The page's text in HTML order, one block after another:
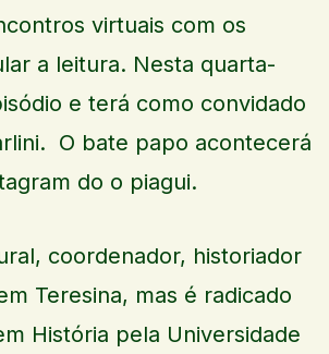
virtuais com os
a leitura. Nesta quarta-
e terá como convidado
O bate papo acontecerá
do o piagui.
coordenador, historiador
Teresina, mas é radicado
História pela Universidade